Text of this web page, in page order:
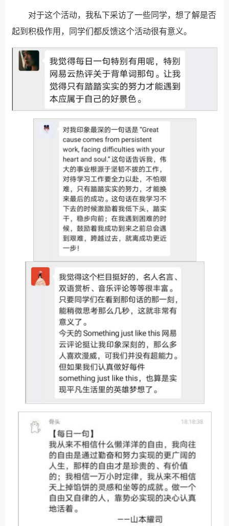
对于这个活动，我私下采访了一些同学，想了解是否
起到积极作用，同学们都反馈这个活动很有意义。